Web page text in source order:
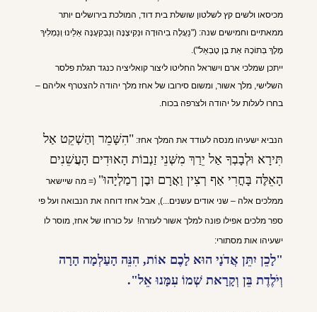
מכיסאו ולשים קץ לשלטון שושלת בית דוד, המולכת בירושלים יותר
ממאתיים וחמישים שנה: ("נַעֲלֶה בִיהוּדָה וּנְקִיצֶנָּה וְנַבְקִעֶנָּה אֵלֵינוּ וְנַמְלִיךְ
מֶלֶךְ בְּתוֹכָהּ אֵת בֶּן טָבְאַל").
ייתכן שמלכי ארם וישראל החליטו ליצור קואליציה כנגד תגלת פלסר
השלישי, מלך אשור, ומשום סירובו של אחז מלך יהודה להצטרף אליהם –
בחרו לעלות על יהודה ולצרפה בכוח.
הנביא ישעיהו מנסה לעודד את המלך אחז: "הִשָּׁמֵר וְהַשְׁקֵט אַל
תִּירָא וּלְבָבְךָ אַל יֵרַךְ מִשְּׁנֵי זַנְבוֹת הָאוּדִים הָעֲשֵׁנִים
הָאֵלֶּה בָּחֳרִי אַף רְצִין וַאֲרָם וּבֶן רְמַלְיָהוּ" (= מה שיישאר
ממלכים אלה – שני אודים עשנים...), אבל אחז דוחה את הנבואה ועל פי
ספר מלכים אפילו פונה למלך אשור לעזרה! על כורחו של אחז, מוסר לו
ישעיהו אות מסתורי:
"לָכֵן יִתֵּן אֲדֹנָי הוּא לָכֶם אוֹת, הִנֵּה הָעַלְמָה הָרָה
וְיֹלֶדֶת בֵּן וְקָרָאת שְׁמוֹ עִמָּנוּ אֵל".